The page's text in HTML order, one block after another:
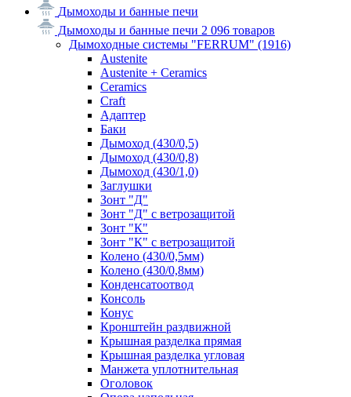
Дымоходы и банные печи
Дымоходы и банные печи 2 096 товаров
Дымоходные системы "FERRUM" (1916)
Austenite
Austenite + Ceramics
Ceramics
Craft
Адаптер
Баки
Дымоход (430/0,5)
Дымоход (430/0,8)
Дымоход (430/1,0)
Заглушки
Зонт "Д"
Зонт "Д" с ветрозащитой
Зонт "К"
Зонт "К" с ветрозащитой
Колено (430/0,5мм)
Колено (430/0,8мм)
Конденсатоотвод
Консоль
Конус
Кронштейн раздвижной
Крышная разделка прямая
Крышная разделка угловая
Манжета уплотнительная
Оголовок